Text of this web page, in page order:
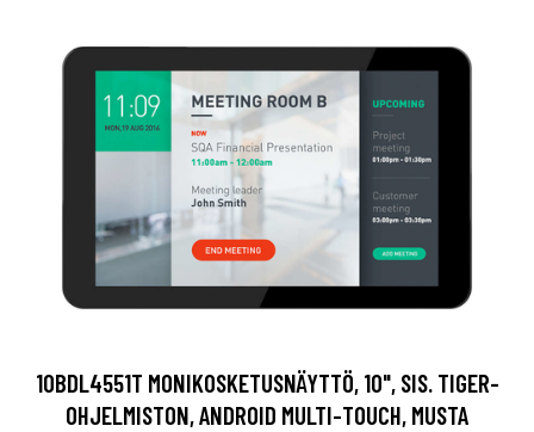
10BDL4551T MONIKOSKETUSNÄYTTÖ, 10", SIS. TIGER-
OHJELMISTON, ANDROID MULTI-TOUCH, MUSTA